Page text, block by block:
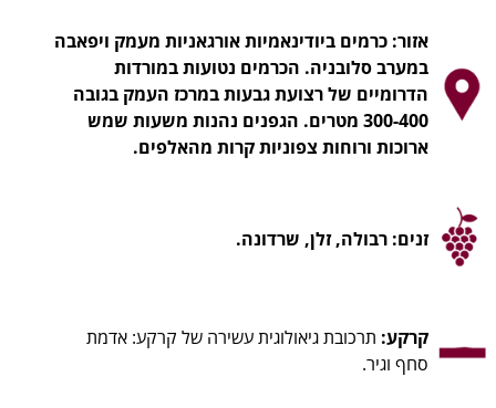
אזור: כרמים ביודינאמיות אורגאניות מעמק ויפאבה
במערב סלובניה. הכרמים נטועות במורדות
הדרומיים של רצועת גבעות במרכז העמק בגובה
300-400 מטרים. הגפנים נהנות משעות שמש
ארוכות ורוחות צפוניות קרות מהאלפים.
זנים: רבולה, זלן, שרדונה.
קרקע: תרכובת גיאולוגית עשירה של קרקע: אדמת
סחף וגיר.